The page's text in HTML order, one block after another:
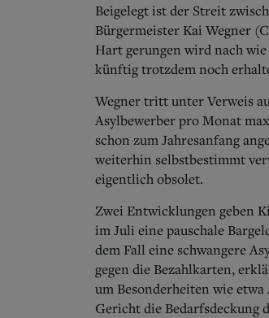
Beigelegt ist der Streit
Bürgermeister Kai Wegner
Hart gerungen wird nach
künftig trotzdem noch
Wegner tritt unter Verweis
Asylbewerber pro Monat
schon zum Jahresanfang
weiterhin selbstbestimmt
eigentlich obsolet.
Zwei Entwicklungen geben
im Juli eine pauschale
dem Fall eine schwangere
gegen die Bezahlkarten,
um Besonderheiten wie
Gericht die